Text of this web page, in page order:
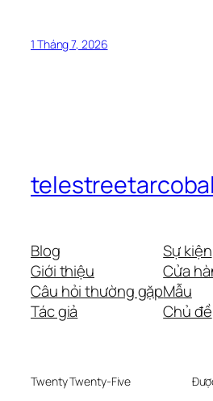
1 Tháng 7, 2026
Blog
Giới thiệu
Câu hỏi thường gặp
Tác giả
Sự kiện
Cửa
Mẫu
Chủ đề
Twenty Twenty-Five